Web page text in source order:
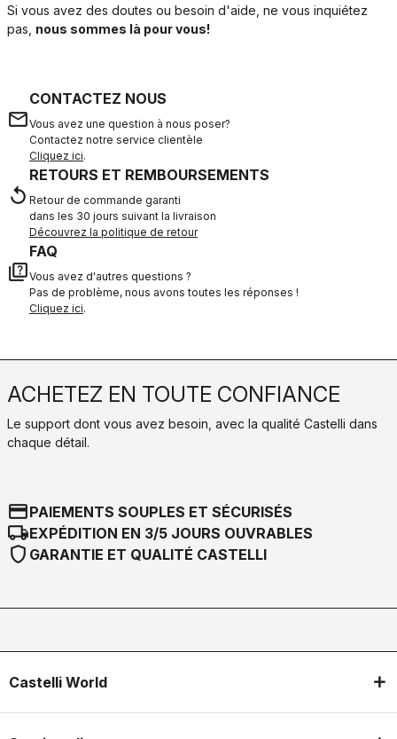
Si vous avez des doutes ou besoin d'aide, ne vous inquiétez
pas, nous sommes là pour vous!
email
CONTACTEZ NOUS
Vous avez une question à nous poser?
Contactez notre service clientèle
Cliquez ici.
replay
RETOURS ET REMBOURSEMENTS
Retour de commande garanti
dans les 30 jours suivant la livraison
Découvrez la politique de retour
quiz
FAQ
Vous avez d'autres questions ?
Pas de problème, nous avons toutes les réponses !
Cliquez ici.
ACHETEZ EN TOUTE CONFIANCE
Le support dont vous avez besoin, avec la qualité Castelli dans
chaque détail.
credit_cardPAIEMENTS SOUPLES ET SÉCURISÉS
local_shippingEXPÉDITION EN 3/5 JOURS OUVRABLES
shield GARANTIE ET QUALITÉ CASTELLI
Castelli World